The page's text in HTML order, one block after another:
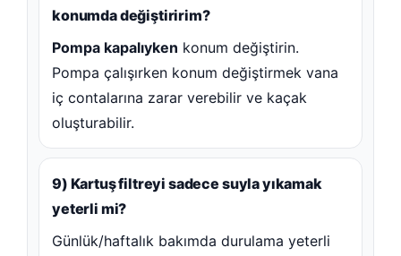
konumda değiştiririm?
Pompa kapalıyken konum değiştirin.
Pompa çalışırken konum değiştirmek vana
iç contalarına zarar verebilir ve kaçak
oluşturabilir.
9) Kartuş filtreyi sadece suyla yıkamak
yeterli mi?
Günlük/haftalık bakımda durulama yeterli